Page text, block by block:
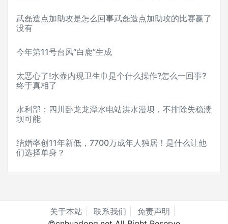
武磊造点加助攻是怎么回事武磊造点加助攻的比赛赢了
没有
今年第11号台风“白鹿”生成
太恶心了!水壶内现卫生巾是个什么操作?怎么一回事?
终于真相了
水利部：四川卧龙龙潭水电站洪水漫坝，不排除失稳溃
坝可能
结婚率创11年新低，7700万成年人独居！是什么让他
们选择单身？
关于本站 联系我们
免责声明